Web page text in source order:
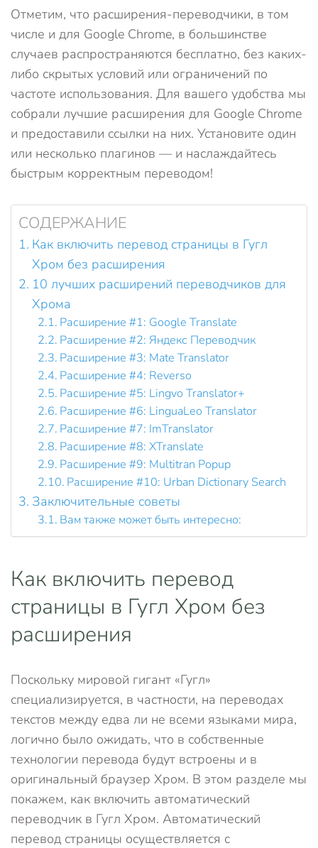
Отметим, что расширения-переводчики, в том
числе и для Google Chrome, в большинстве
случаев распространяются бесплатно, без каких-
либо скрытых условий или ограничений по
частоте использования. Для вашего удобства мы
собрали лучшие расширения для Google Chrome
и предоставили ссылки на них. Установите один
или несколько плагинов — и наслаждайтесь
быстрым корректным переводом!
СОДЕРЖАНИЕ
Как включить перевод страницы в Гугл
Хром без расширения
10 лучших расширений переводчиков для
Хрома
Расширение #1: Google Translate
Расширение #2: Яндекс Переводчик
Расширение #3: Mate Translator
Расширение #4: Reverso
Расширение #5: Lingvo Translator+
Расширение #6: LinguaLeo Translator
Расширение #7: ImTranslator
Расширение #8: XTranslate
Расширение #9: Multitran Popup
Расширение #10: Urban Dictionary Search
Заключительные советы
Вам также может быть интересно:
Как включить перевод
страницы в Гугл Хром без
расширения
Поскольку мировой гигант «Гугл»
специализируется, в частности, на переводах
текстов между едва ли не всеми языками мира,
логично было ожидать, что в собственные
технологии перевода будут встроены и в
оригинальный браузер Хром. В этом разделе мы
покажем, как включить автоматический
переводчик в Гугл Хром. Автоматический
перевод страницы осуществляется с